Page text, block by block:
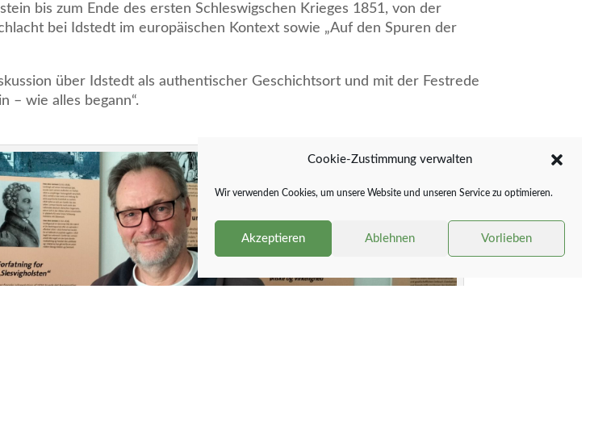
Cookie-Zustimmung verwalten
Wir verwenden Cookies, um unsere Website und unseren Service zu optimieren.
Akzeptieren Ablehnen Vorlieben
bis zum Ende des ersten Schleswigschen Krieges 1851, von der
bei Idstedt im europäischen Kontext sowie „Auf den Spuren der
über Idstedt als authentischer Geschichtsort und mit der Festrede
– wie alles begann“.